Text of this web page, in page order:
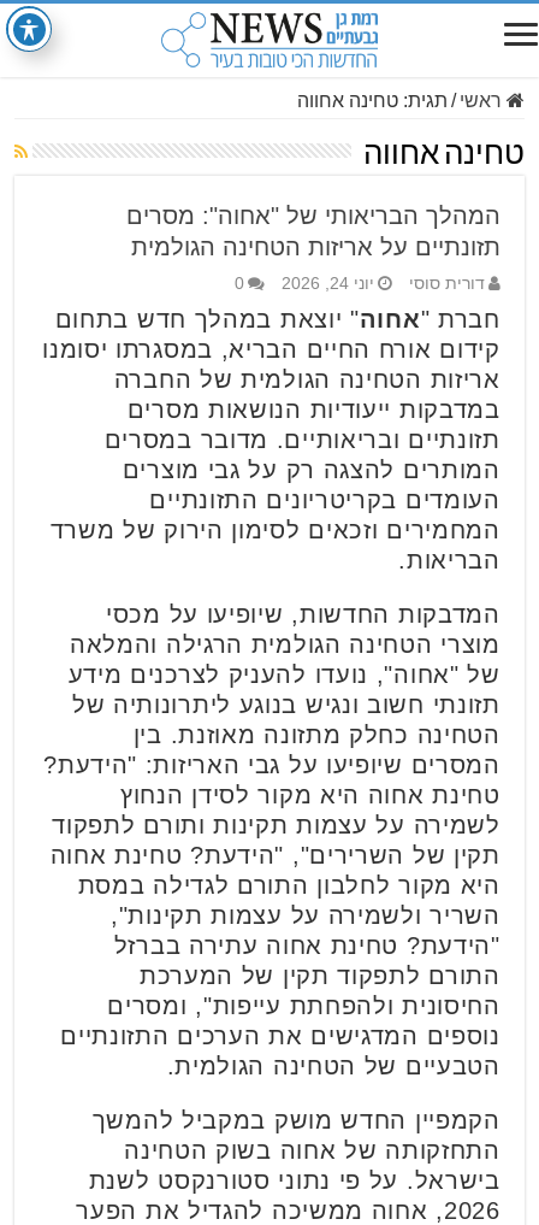
ראשי / תגית:טחינה אחווה
טחינה אחווה
המהלך הבריאותי של "אחוה": מסרים
תזונתיים על אריזות הטחינה הגולמית
דורית סוסי יוני 24, 2026 0
חברת "אחוה" יוצאת במהלך חדש בתחום
קידום אורח החיים הבריא, במסגרתו יסומנו
אריזות הטחינה הגולמית של החברה
במדבקות ייעודיות הנושאות מסרים
תזונתיים ובריאותיים. מדובר במסרים
המותרים להצגה רק על גבי מוצרים
העומדים בקריטריונים התזונתיים
המחמירים וזכאים לסימון הירוק של משרד
הבריאות.
המדבקות החדשות, שיופיעו על מכסי
מוצרי הטחינה הגולמית הרגילה והמלאה
של "אחוה", נועדו להעניק לצרכנים מידע
תזונתי חשוב ונגיש בנוגע ליתרונותיה של
הטחינה כחלק מתזונה מאוזנת. בין
המסרים שיופיעו על גבי האריזות: "הידעת?
טחינת אחוה היא מקור לסידן הנחוץ
לשמירה על עצמות תקינות ותורם לתפקוד
תקין של השרירים", "הידעת? טחינת אחוה
היא מקור לחלבון התורם לגדילה במסת
השריר ולשמירה על עצמות תקינות",
"הידעת? טחינת אחוה עתירה בברזל
התורם לתפקוד תקין של המערכת
החיסונית ולהפחתת עייפות", ומסרים
נוספים המדגישים את הערכים התזונתיים
הטבעיים של הטחינה הגולמית.
הקמפיין החדש מושק במקביל להמשך
התחזקותה של אחוה בשוק הטחינה
בישראל. על פי נתוני סטורנקסט לשנת
2026, אחוה ממשיכה להגדיל את הפער